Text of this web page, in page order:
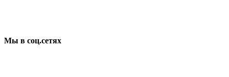
Мы в соц.сетях